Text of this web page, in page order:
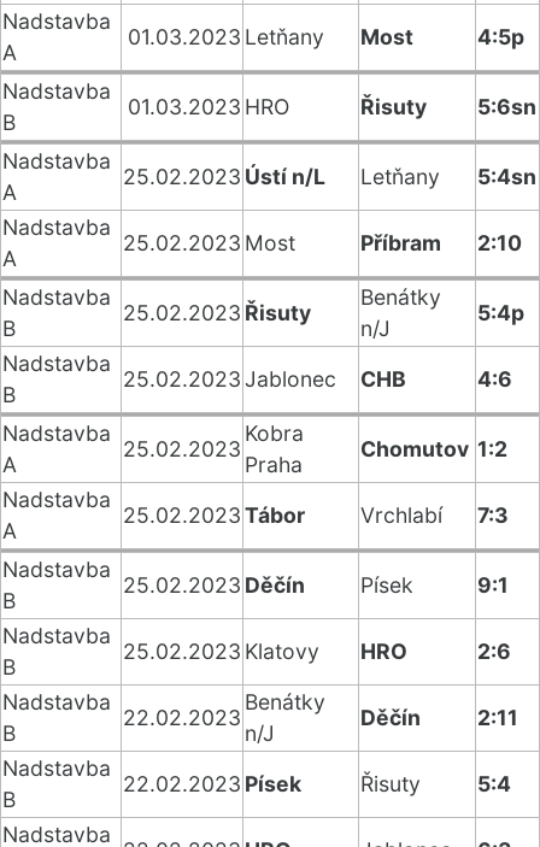
Nadstavba
A
01.03.2023 Letňany Most 4:5p
Nadstavba
B
01.03.2023 HRO Řisuty 5:6sn
Nadstavba
A
25.02.2023 Ústí n/L Letňany
5:4sn
Nadstavba
A
25.02.2023 Most Příbram 2:10
Nadstavba
B
25.02.2023 Řisuty
Benátky
n/J
5:4p
Nadstavba
B
25.02.2023Jablonec CHB 4:6
Nadstavba
A
25.02.2023
Kobra
Praha
Chomutov 1:2
Nadstavba
A
25.02.2023Tábor Vrchlabí 7:3
Nadstavba
B
25.02.2023 Děčín Písek
9:1
Nadstavba
B
25.02.2023 Klatovy HRO
2:6
Nadstavba
B
22.02.2023
Benátky
n/J
Děčín
2:11
Nadstavba
B
22.02.2023 Písek Řisuty
5:4
Nadstavba